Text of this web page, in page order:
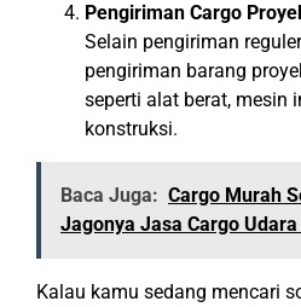
Pengiriman Cargo
Selain pengiriman
pengiriman barang
seperti alat berat, mesin
konstruksi.
Baca Juga: Cargo Murah
Jagonya Jasa Cargo Udara
Kalau kamu sedang mencari